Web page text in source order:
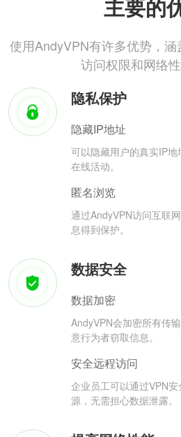
主要的
使用AndyVPN有许多优势，涵
访问权限和网络
隐私保护
隐藏IP地址
可以隐藏用户的真实IP
在线活动。
匿名浏览
通过AndyVPN访问互联
息得到保护。
数据安全
数据加密
AndyVPN会加密所有传
意行为者窃取信息。
安全远程访问
企业员工可以通过VPN
源，无需担心数据泄露。